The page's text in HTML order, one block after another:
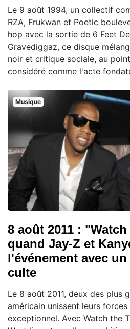
Le 9 août 1994, un collectif
RZA, Frukwan et Poetic
hop avec la sortie de 6 Feet
Gravediggaz, ce disque
noir et critique sociale, au
considéré comme l'acte
Musique
8 août 2011 :
quand Jay-Z et
l'événement avec
culte
Le 8 août 2011, deux des plus
américain unissent leurs
exceptionnel. Avec Watch the